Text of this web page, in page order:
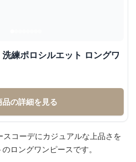
練ポロシルエット ロングワ
品の詳細を見る
コーデにカジュアルな上品さを
ロングワンピースです。